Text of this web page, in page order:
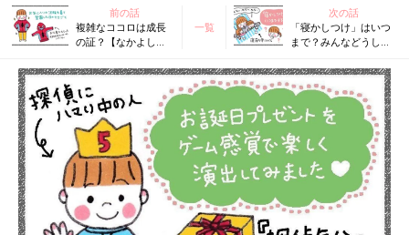
前の話
複雑なココロは成長
の証？【なかよし兄
一覧
次の話
「寝かしつけ」はいつ
まで？みんなどうして
記vol.23】